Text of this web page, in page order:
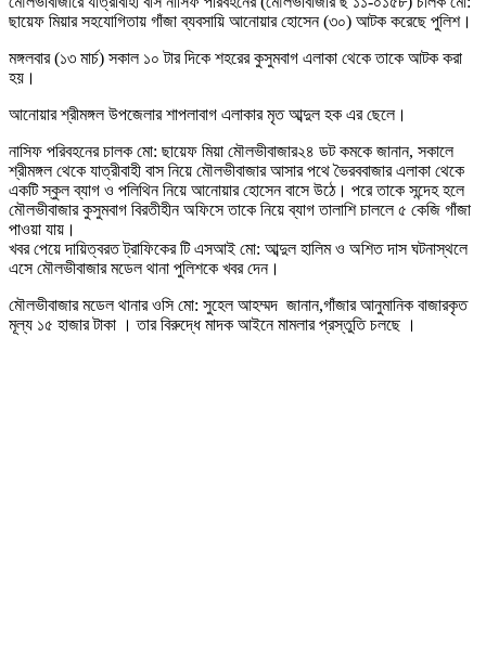
ছায়েফ মিয়ার সহযোগিতায় গাঁজা ব্যবসায়ি আনোয়ার হোসেন (৩০) আটক করেছে পুলিশ।
মঙ্গলবার (১৩ মার্চ) সকাল ১০ টার দিকে শহরের কুসুমবাগ এলাকা থেকে তাকে আটক করা
হয়।
আনোয়ার শ্রীমঙ্গল উপজেলার শাপলাবাগ এলাকার মৃত আব্দুল হক এর ছেলে।
নাসিফ পরিবহনের চালক মো: ছায়েফ মিয়া মৌলভীবাজার২৪ ডট কমকে জানান, সকালে
শ্রীমঙ্গল থেকে যাত্রীবাহী বাস নিয়ে মৌলভীবাজার আসার পথে ভৈরববাজার এলাকা থেকে
একটি স্কুল ব্যাগ ও পলিথিন নিয়ে আনোয়ার হোসেন বাসে উঠে। পরে তাকে সন্দেহ হলে
মৌলভীবাজার কুসুমবাগ বিরতীহীন অফিসে তাকে নিয়ে ব্যাগ তালাশি চাললে ৫ কেজি গাঁজা
পাওয়া যায়।
খবর পেয়ে দায়িত্বরত ট্রাফিকের টি এসআই মো: আব্দুল হালিম ও অশিত দাস ঘটনাস্থলে
এসে মৌলভীবাজার মডেল থানা পুলিশকে খবর দেন।
মৌলভীবাজার মডেল থানার ওসি মো: সুহেল আহম্মদ জানান,গাঁজার আনুমানিক বাজারকৃত
মূল্য ১৫ হাজার টাকা । তার বিরুদ্ধে মাদক আইনে মামলার প্রস্তুতি চলছে ।